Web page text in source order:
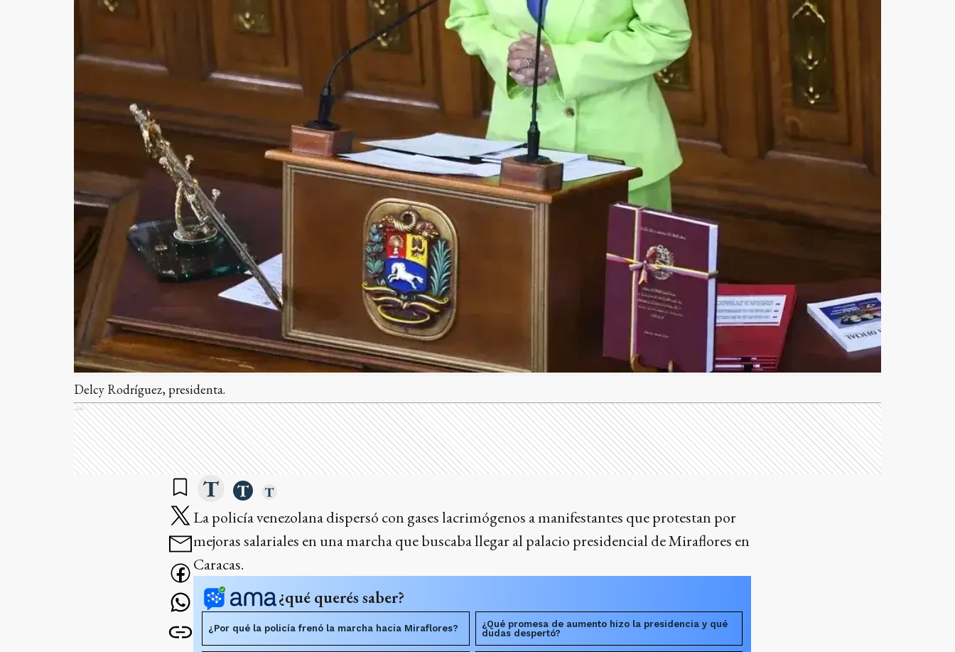
Delcy Rodríguez, presidenta.
Ads
La policía venezolana dispersó con gases lacrimógenos a manifestantes que protestan por
mejoras salariales en una marcha que buscaba llegar al palacio presidencial de Miraflores en
Caracas.
¿qué querés saber?
¿Por qué la policía frenó la marcha hacia Miraflores?
¿Qué promesa de aumento hizo la presidencia y qué
dudas despertó?